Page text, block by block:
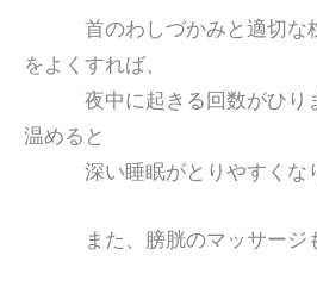
首のわしづかみと適切な枕
をよくすれば、
夜中に起きる回数がひりま
温めると
深い睡眠がとりやすくなり
また、膀胱のマッサージも